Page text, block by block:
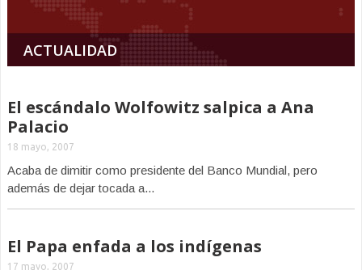
ACTUALIDAD
El escándalo Wolfowitz salpica a Ana
Palacio
18 mayo, 2007
Acaba de dimitir como presidente del Banco Mundial, pero
además de dejar tocada a...
El Papa enfada a los indígenas
17 mayo, 2007